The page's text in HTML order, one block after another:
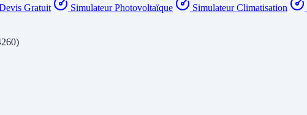
Gratuit Simulateur Photovoltaïque Simulateur Climatisation